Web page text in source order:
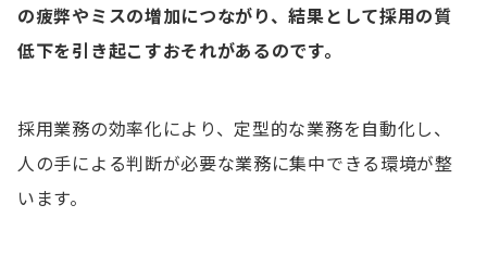
の疲弊やミスの増加につながり、結果として採用の質
低下を引き起こすおそれがあるのです。
採用業務の効率化により、定型的な業務を自動化し、
人の手による判断が必要な業務に集中できる環境が整
います。